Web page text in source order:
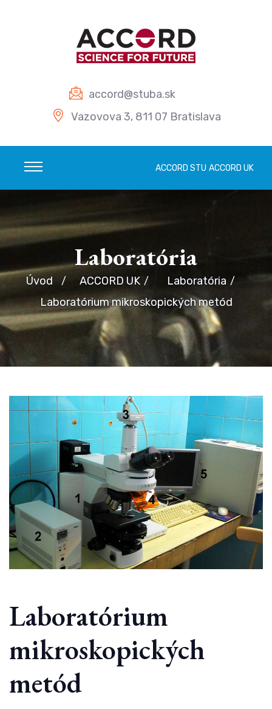
accord@stuba.sk
Vazovova 3, 811 07 Bratislava
ACCORD STU ACCORD UK
Laboratória
Úvod ACCORD UK
Laboratória
Laboratórium mikroskopických metód
Laboratórium
mikroskopických
metód